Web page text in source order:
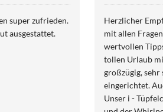
super zufrieden.
ausgestattet.
Herzlicher
mit allen Fragen
wertvollen Tipps und
tollen Urlaub
großzügig, sehr
eingerichtet. Auch in der Küche fehlte es an nichts.
Unser i -